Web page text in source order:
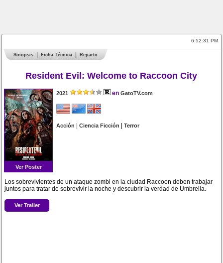
6:52:31 PM
Sinopsis Ficha Técnica Reparto
Resident Evil: Welcome to Raccoon City
Ver Poster
2021 en GatoTV.com
Acción |Ciencia Ficción |Terror
Los sobrevivientes de un ataque zombi en la ciudad Raccoon deben trabajar
juntos para tratar de sobrevivir la noche y descubrir la verdad de Umbrella.
Ver Trailer